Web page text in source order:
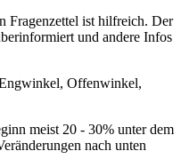
Fragenzettel ist hilfreich. Der
und andere Infos
Offenwinkel,
meist 20 - 30% unter dem
nach unten